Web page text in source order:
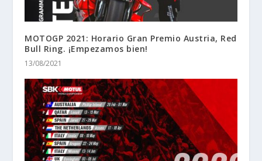
MOTOGP 2021: Horario Gran Premio Austria, Red
Bull Ring. ¡Empezamos bien!
13/08/2021